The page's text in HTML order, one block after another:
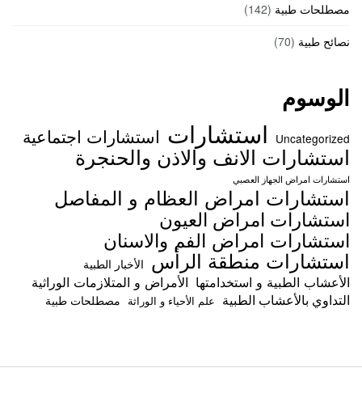
مصطلحات طبية (142)
نصائح طبية (70)
الوسوم
Uncategorized استشارات استشارات اجتماعية
استشارات الانف والاذن والحنجرة
استشارات امراض الجهاز العصبي
استشارات امراض العظام و المفاصل
استشارات امراض العيون
استشارات امراض الفم والاسنان
استشارات منطقة الرأس الأخبار الطبية
الأعشاب الطبية و استخدامتها الأمراض و المتلازمات الوراثية
التداوي بالأعشاب الطبية علم الأحياء و الوراثة مصطلحات طبية